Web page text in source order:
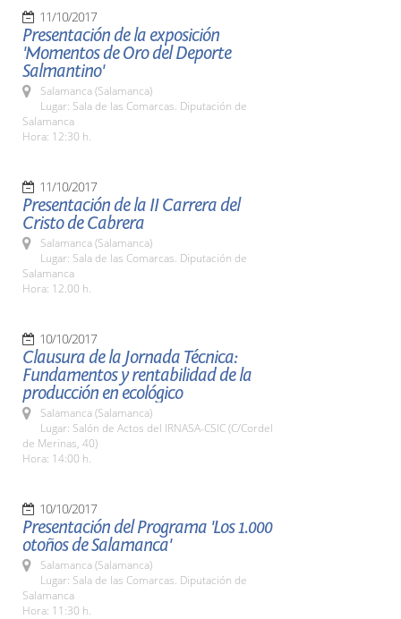
11/10/2017
Presentación de la exposición
'Momentos de Oro del Deporte
Salmantino'
Salamanca (Salamanca)
Lugar: Sala de las Comarcas. Diputación de
Salamanca
Hora: 12:30 h.
11/10/2017
Presentación de la II Carrera del
Cristo de Cabrera
Salamanca (Salamanca)
Lugar: Sala de las Comarcas. Diputación de
Salamanca
Hora: 12.00 h.
10/10/2017
Clausura de la Jornada Técnica:
Fundamentos y rentabilidad de la
producción en ecológico
Salamanca (Salamanca)
Lugar: Salón de Actos del IRNASA-CSIC (C/Cordel
de Merinas, 40)
Hora: 14:00 h.
10/10/2017
Presentación del Programa 'Los 1.000
otoños de Salamanca'
Salamanca (Salamanca)
Lugar: Sala de las Comarcas. Diputación de
Salamanca
Hora: 11:30 h.